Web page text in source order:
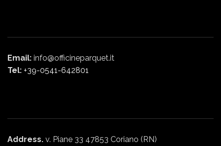
Email: info@officineparquet.it
Tel: +39-0541-642801
Address. v. Piane 33 47853 Coriano (RN)